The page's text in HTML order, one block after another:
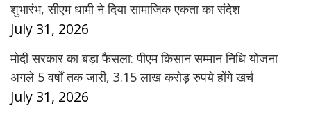
शुभारंभ, सीएम धामी ने दिया सामाजिक एकता का संदेश
July 31, 2026
मोदी सरकार का बड़ा फैसला: पीएम किसान सम्मान निधि योजना
अगले 5 वर्षों तक जारी, 3.15 लाख करोड़ रुपये होंगे खर्च
July 31, 2026